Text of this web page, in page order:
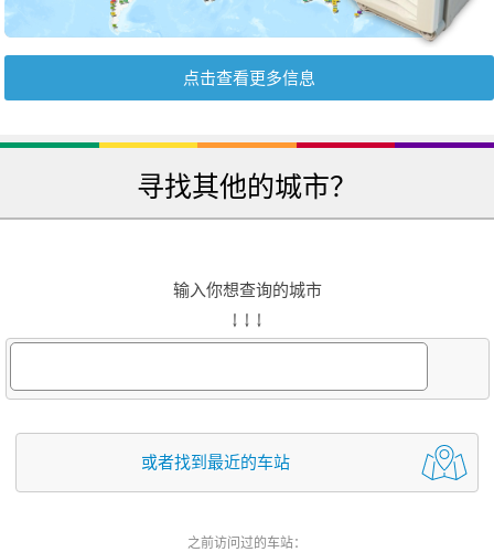
点击查看更多信息
寻找其他的城市？
输入你想查询的城市
↓ ↓ ↓
或者找到最近的车站
之前访问过的车站：